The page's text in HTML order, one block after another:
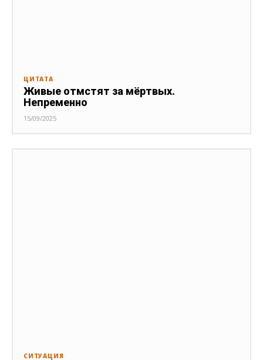
ЦИТАТА
Живые отмстят за мёртвых.
Непременно
15/09/2025
СИТУАЦИЯ